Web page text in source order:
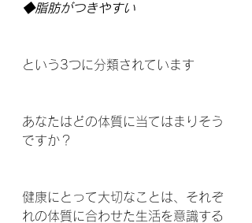
◆脂肪がつきやすい
という3つに分類されています
あなたはどの体質に当てはまりそう
ですか？
健康にとって大切なことは、それぞ
れの体質に合わせた生活を意識する